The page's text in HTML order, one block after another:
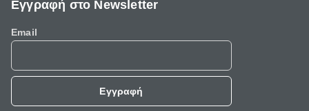
Εγγραφή στο Newsletter
Email
Εγγραφή